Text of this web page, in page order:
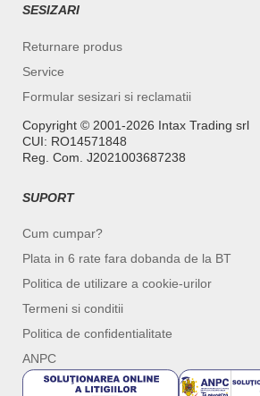
SESIZARI
Returnare produs
Service
Formular sesizari si reclamatii
Copyright ©️ 2001-2026 Intax Trading srl
CUI: RO14571848
Reg. Com. J2021003687238
SUPORT
Cum cumpar?
Plata in 6 rate fara dobanda de la BT
Politica de utilizare a cookie-urilor
Termeni si conditii
Politica de confidentialitate
ANPC